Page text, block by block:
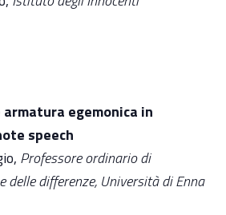
egemonica in
speech
Professore ordinario di
delle differenze, Università di Enna